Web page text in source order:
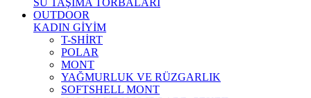
SU TAŞIMA TORBALARI
OUTDOOR
KADIN GİYİM
T-SHİRT
POLAR
MONT
YAĞMURLUK VE RÜZGARLIK
SOFTSHELL MONT